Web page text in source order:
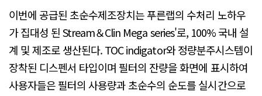
이번에 공급된 초순수제조장치는 푸른랩의 수처리 노하우
가 집대성 된 Stream＆Clin Mega series'로, 100% 국내 설
계 및 제조로 생산된다. TOC indigator와 정량분주시스템이
장착된 디스펜서 타입이며 필터의 잔량을 화면에 표시하여
사용자들은 필터의 사용량과 초순수의 순도를 실시간으로